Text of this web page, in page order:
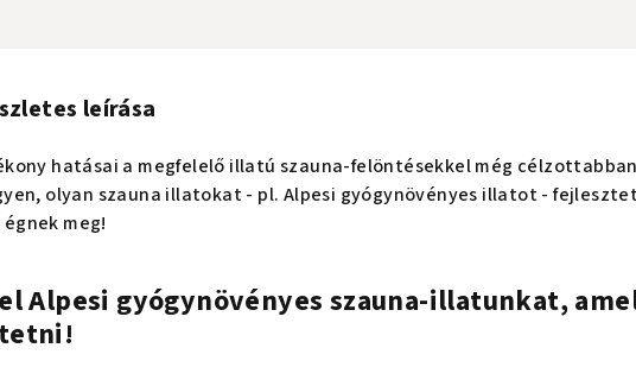
leírása
hatásai a megfelelő illatú szauna-felöntésekkel még
olyan szauna illatokat - pl. Alpesi gyógynövényes illatot -
meg!
Alpesi gyógynövényes szauna-illatunkat,